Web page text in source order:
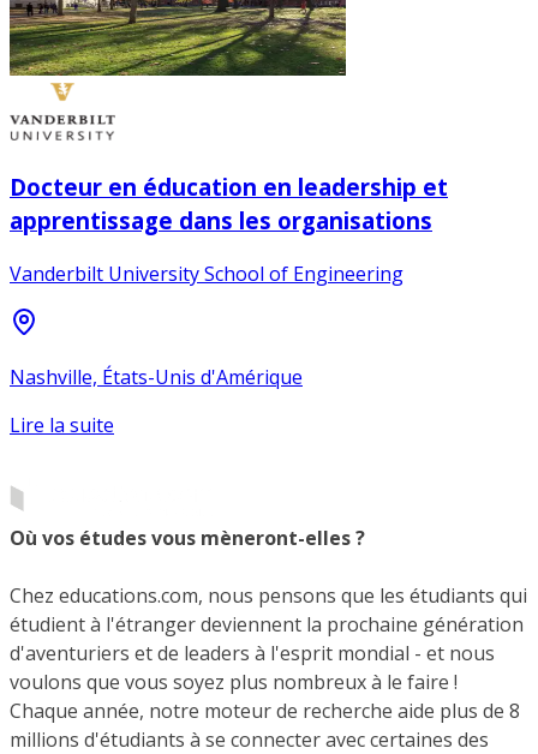
Docteur en éducation en leadership et
apprentissage dans les organisations
Vanderbilt University School of Engineering
Nashville, États-Unis d'Amérique
Lire la suite
Où vos études vous mèneront-elles ?
Chez educations.com, nous pensons que les étudiants qui
étudient à l'étranger deviennent la prochaine génération
d'aventuriers et de leaders à l'esprit mondial - et nous
voulons que vous soyez plus nombreux à le faire !
Chaque année, notre moteur de recherche aide plus de 8
millions d'étudiants à se connecter avec certaines des